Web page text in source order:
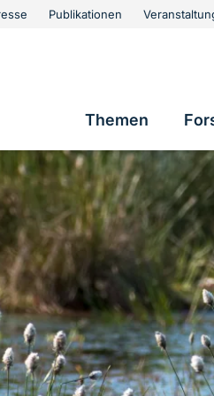
Publikationen
Themen